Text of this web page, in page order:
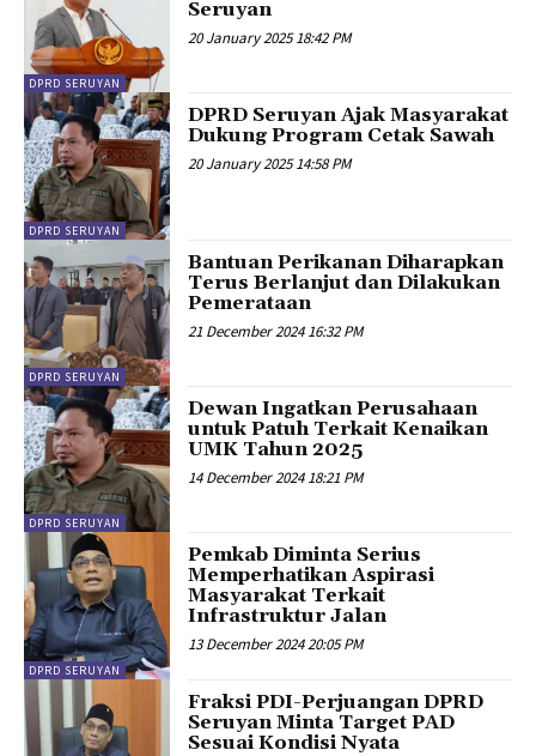
DPRD SERUYAN
Seruyan
20 January 2025 18:42 PM
DPRD SERUYAN
DPRD Seruyan Ajak Masyarakat
Dukung Program Cetak Sawah
20 January 2025 14:58 PM
DPRD SERUYAN
Bantuan Perikanan Diharapkan
Terus Berlanjut dan Dilakukan
Pemerataan
21 December 2024 16:32 PM
DPRD SERUYAN
Dewan Ingatkan Perusahaan
untuk Patuh Terkait Kenaikan
UMK Tahun 2025
14 December 2024 18:21 PM
DPRD SERUYAN
Pemkab Diminta Serius
Memperhatikan Aspirasi
Masyarakat Terkait
Infrastruktur Jalan
13 December 2024 20:05 PM
Fraksi PDI-Perjuangan DPRD
Seruyan Minta Target PAD
Sesuai Kondisi Nyata